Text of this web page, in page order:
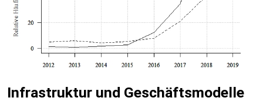
Infrastruktur und Geschäftsmodelle